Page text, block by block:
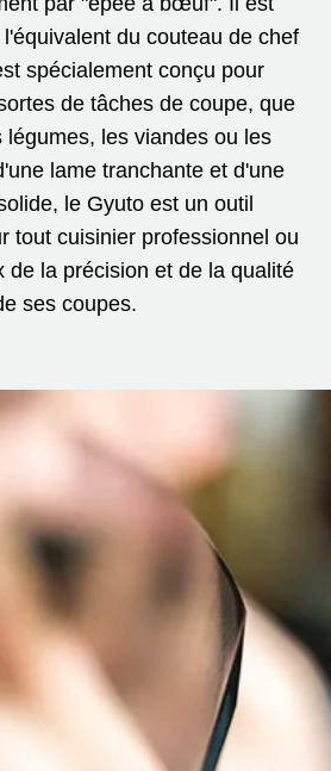
du couteau de chef
spécialement conçu pour
de tâches de coupe, que
légumes, les viandes ou les
lame tranchante et d'une
le Gyuto est un outil
tout cuisinier professionnel ou
de la précision et de la qualité
ses coupes.